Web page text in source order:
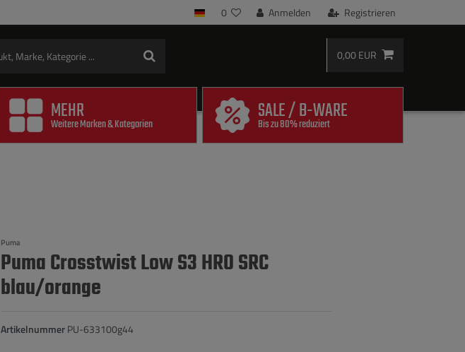
Anmelden Registrieren
0
0,00 EUR
MEHR
Weitere Marken & Kategorien SALE / B-WARE
Bis zu 80% reduziert
Puma
Puma Crosstwist Low S3 HRO SRC
blau/orange
ArtikelnummerPU-633100g44